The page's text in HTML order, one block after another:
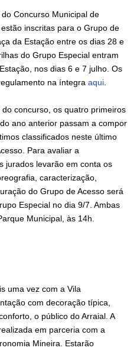
Concurso Municipal de
inscritas para o Grupo de
da Estação entre os dias 28 e
do Grupo Especial entram
nos dias 6 e 7 julho. Os
na íntegra aqui.
concurso, os quatro primeiros
ano anterior passam a compor
classificados neste último
Para avaliar a
jurados levarão em conta os
caracterização,
do Grupo de Acesso será
Especial no dia 9/7. Ambas
Municipal, às 14h.
uma vez com a Vila
com decoração típica,
o público do Arraial. A
em parceria com a
Mineira. Estarão